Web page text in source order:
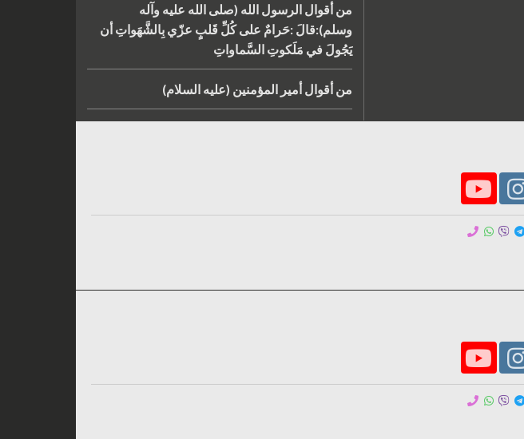
من أقوال الرسول الله (صلى الله عليه وآله
وسلم):قالَ :حَرامٌ على كُلِّ قَلبٍ عزّي بِالشَّهَواتِ أن
يَجُولَ في مَلَكوتِ السَّماواتِ
من أقوال أمير المؤمنين (عليه السلام)